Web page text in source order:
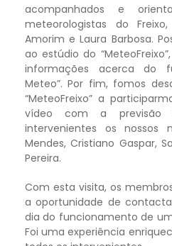
acompanhados e
meteorologistas do
Amorim e Laura Barbosa.
ao estúdio do
informações acerca do
Meteo”. Por fim, fomos
“MeteoFreixo” a
vídeo com a previsão
intervenientes os nossos
Mendes, Cristiano Gaspar,
Pereira.
Com esta visita, os
a oportunidade de
dia do funcionamento de
Foi uma experiência